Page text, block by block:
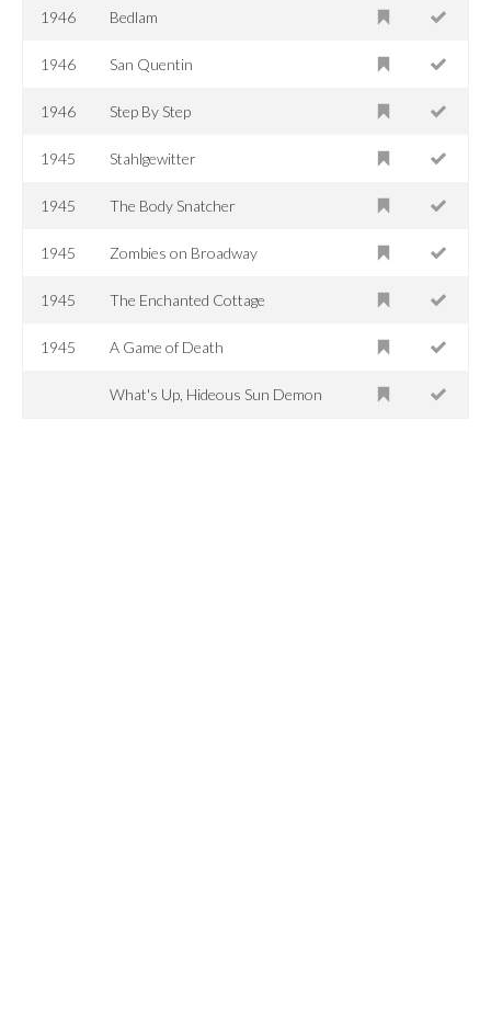
1946 Bedlam
1946 San Quentin
1946 Step By Step
1945 Stahlgewitter
1945 The Body Snatcher
1945 Zombies on Broadway
1945 The Enchanted Cottage
1945 A Game of Death
What's Up, Hideous Sun Demon